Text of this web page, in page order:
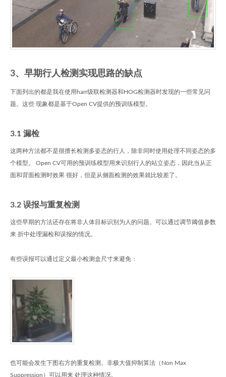
3、早期行人检测实现思路的缺点
下面列出的都是我在使用harr级联检测器和HOG检测器时发现的一些常见问
题。这些 现象都是基于Open CV提供的预训练模型。
3.1 漏检
这两种方法都不是很擅长检测多姿态的行人，除非同时使用处理不同姿态的多
个模型。 Open CV可用的预训练模型用来识别行人的站立姿态，因此当从正
面和背面检测时效果 很好，但是从侧面检测的效果就比较差了。
3.2 误报与重复检测
这些早期的方法还存在将非人体目标识别为人的问题。可以通过调节阈值参数
来 折中处理漏检和误报的情况。
有些误报可以通过定义最小检测盒尺寸来避免：
也可能会发生下图右方的重复检测。非极大值抑制算法（Non Max
Suppression）可以用来 处理这种情况。